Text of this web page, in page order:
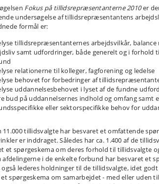
Fokus på tillidsrepræsentanterne 2010er
undersøgelse af tillidsrepræsentantens
formål er:
tillidsrepræsentanternes arbejdsvilkår, balance
samt udfordringer, både generelt og i forhold
relationerne til kolleger, fagforening og ledelse
behovet for forbedringer af
uddannelsesbehovet i lyset af de fundne
bud på uddannelsernes indhold og omfang samt
eller sektorspecifikke behov for
tillidsvalgte har besvaret et omfattende
er inddraget. Således har ca. 1.400 af de
et spørgeskema om deres forhold til tillidsvalgte
afdelingerne i de enkelte forbund har besvaret et
også lederes holdninger til de tillidsvalgte, idet
spørgeskema om samarbejdet - med eller uden